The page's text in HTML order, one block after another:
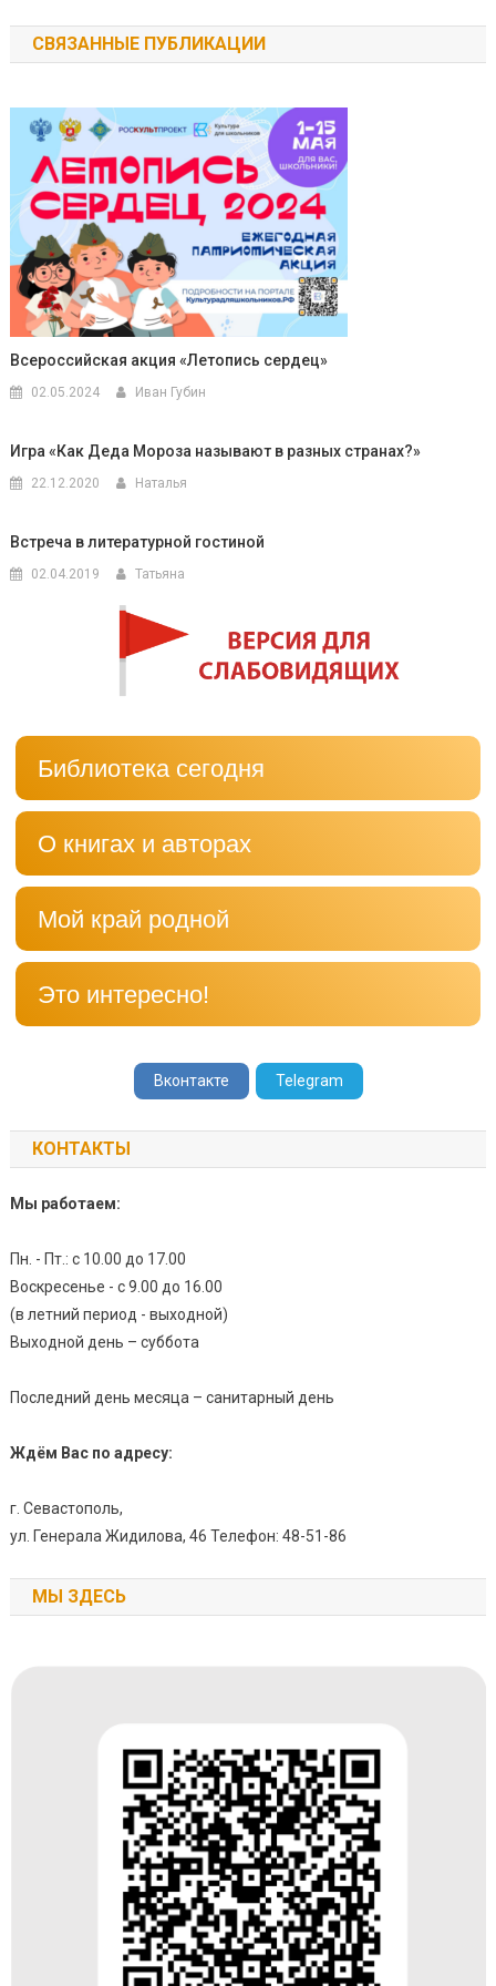
по
записям
СВЯЗАННЫЕ ПУБЛИКАЦИИ
Всероссийская акция «Летопись сердец»
02.05.2024 Иван Губин
Игра «Как Деда Мороза называют в разных странах?»
22.12.2020 Наталья
Встреча в литературной гостиной
02.04.2019 Татьяна
Библиотека сегодня
О книгах и авторах
Мой край родной
Это интересно!
Вконтакте Telegram
КОНТАКТЫ
Мы работаем:
Пн. - Пт.: с 10.00 до 17.00
Воскресенье - с 9.00 до 16.00
(в летний период - выходной)
Выходной день – суббота
Последний день месяца – санитарный день
Ждём Вас по адресу:
г. Севастополь,
ул. Генерала Жидилова, 46 Телефон: 48-51-86
МЫ ЗДЕСЬ